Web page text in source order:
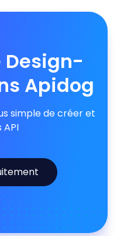
Design-
Apidog
simple de créer et
API